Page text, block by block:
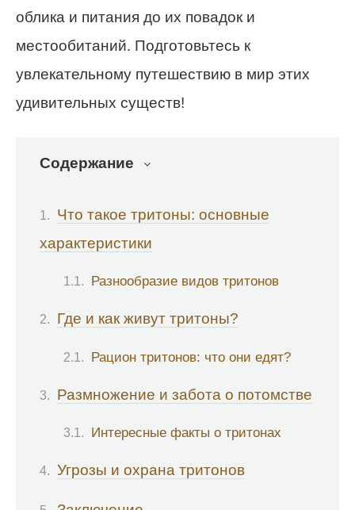
облика и питания до их повадок и
местообитаний. Подготовьтесь к
увлекательному путешествию в мир этих
удивительных существ!
Содержание
Что такое тритоны: основные
характеристики
Разнообразие видов тритонов
Где и как живут тритоны?
Рацион тритонов: что они едят?
Размножение и забота о потомстве
Интересные факты о тритонах
Угрозы и охрана тритонов